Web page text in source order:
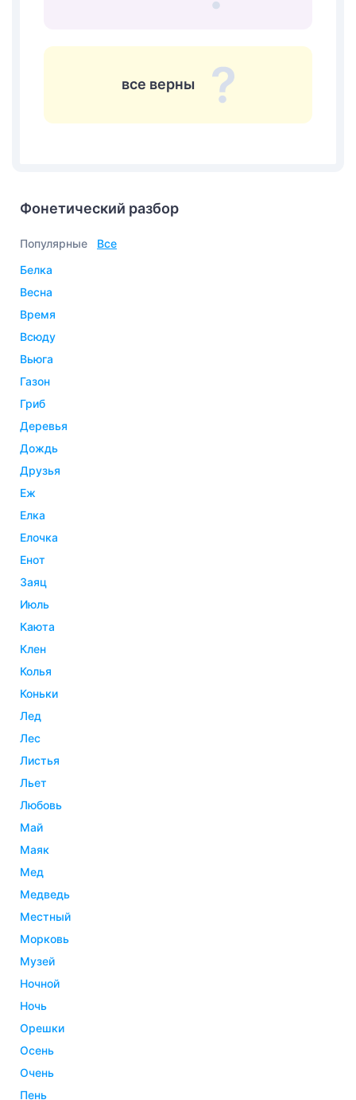
все верны
Фонетический разбор
Популярные
Все
белка
весна
время
всюду
вьюга
газон
гриб
деревья
дождь
друзья
еж
елка
елочка
енот
заяц
июль
каюта
клен
колья
коньки
лед
лес
листья
льет
любовь
май
маяк
мед
медведь
местный
морковь
музей
ночной
ночь
орешки
осень
очень
пень